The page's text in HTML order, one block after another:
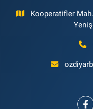
Kooperatifler